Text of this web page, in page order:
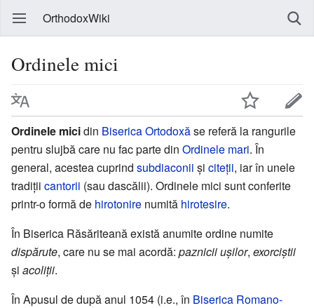
OrthodoxWiki
Ordinele mici
Ordinele micidin Biserica Ortodoxăse referă la rangurile
pentru slujbă care nu fac parte din Ordinele mari. În
general, acestea cuprind subdiaconii și citeții, iar în unele
tradiții cantorii (sau dascălii). Ordinele mici sunt conferite
printr-o formă de hirotonire numită hirotesire.
În Biserica Răsăriteană există anumite ordine numite
dispărute, care nu se mai acordă: paznicii ușilor, exorciștii
și acoliții.
În Apusul de după anul 1054 (i.e., în Biserica Romano-